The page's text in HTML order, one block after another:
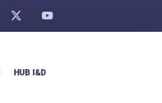
HUB I&D